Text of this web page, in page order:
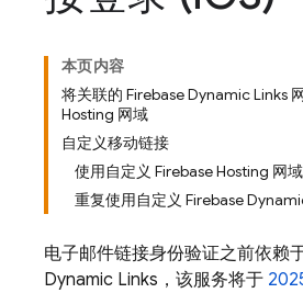
本页内容
将关联的 Firebase Dynamic Links
Hosting 网域
自定义移动链接
使用自定义 Firebase Hosting 网域
重复使用自定义 Firebase
电子邮件链接身份验证之前依赖
Dynamic Links ，该服务将于